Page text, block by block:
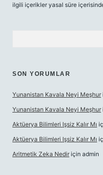
ilgili içerikler yasal süre
SON YORUMLAR
Yunanistan Kavala Neyi Meşhur
Yunanistan Kavala Neyi Meşhur
Aktüerya Bilimleri Işsiz Kalır Mı
Aktüerya Bilimleri Işsiz Kalır Mı
Aritmetik Zeka Nedir için admin